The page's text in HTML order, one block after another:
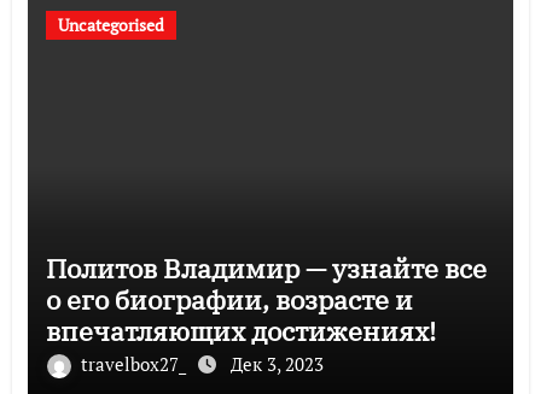
Uncategorised
Политов Владимир — узнайте все
о его биографии, возрасте и
впечатляющих достижениях!
travelbox27_ Дек 3, 2023